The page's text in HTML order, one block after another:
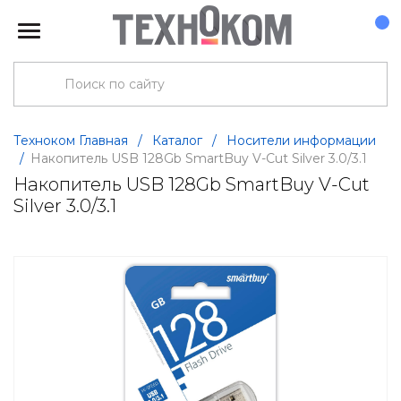
Техноком Главная / Каталог /
Носители информации
/ Накопитель USB 128Gb SmartBuy V-Cut Silver 3.0/3.1
Накопитель USB 128Gb SmartBuy V-Cut
Silver 3.0/3.1